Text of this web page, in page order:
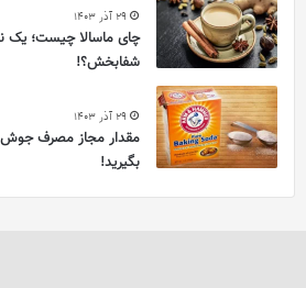
29 آذر 1403
چای ماسالا چیست؛ یک
شفابخش؟!
29 آذر 1403
مقدار مجاز مصرف جوش
بگیرید!